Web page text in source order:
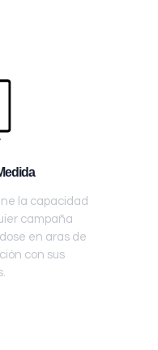
la capacidad
campaña
en aras de
con sus